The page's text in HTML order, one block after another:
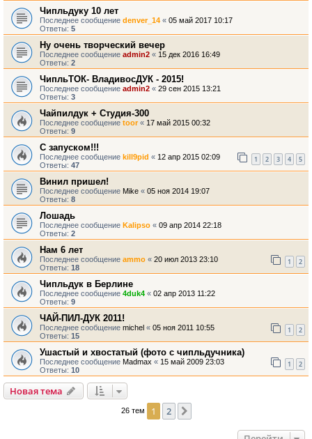
Чипльдуку 10 лет
Последнее сообщение denver_14 « 05 май 2017 10:17
Ответы: 5
Ну очень творческий вечер
Последнее сообщение admin2 « 15 дек 2016 16:49
Ответы: 2
ЧипльТОК- ВладивосДУК - 2015!
Последнее сообщение admin2 « 29 сен 2015 13:21
Ответы: 3
Чайпилдук + Студия-300
Последнее сообщение toor « 17 май 2015 00:32
Ответы: 9
С запуском!!!
Последнее сообщение kill9pid « 12 апр 2015 02:09
Ответы: 47
1 2 3 4 5
Винил пришел!
Последнее сообщение Mike « 05 ноя 2014 19:07
Ответы: 8
Лошадь
Последнее сообщение Kalipso « 09 апр 2014 22:18
Ответы: 2
Нам 6 лет
Последнее сообщение ammo « 20 июл 2013 23:10
Ответы: 18
1 2
Чипльдук в Берлине
Последнее сообщение 4duk4 « 02 апр 2013 11:22
Ответы: 9
ЧАЙ-ПИЛ-ДУК 2011!
Последнее сообщение michel « 05 ноя 2011 10:55
Ответы: 15
1 2
Ушастый и хвостатый (фото с чипльдучника)
Последнее сообщение Madmax « 15 май 2009 23:03
Ответы: 10
1 2
Новая тема
26 тем 1 2